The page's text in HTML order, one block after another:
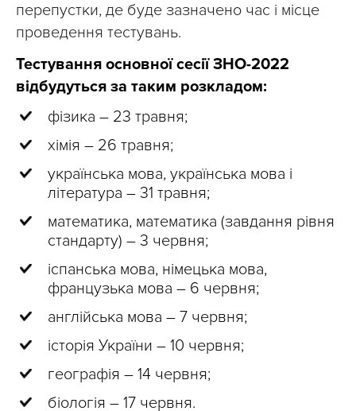
перепустки, де буде зазначено час і місце
проведення тестувань.
Тестування основної сесії ЗНО-2022
відбудуться за таким розкладом:
фізика – 23 травня;
хімія – 26 травня;
українська мова, українська мова і
література – 31 травня;
математика, математика (завдання рівня
стандарту) – 3 червня;
іспанська мова, німецька мова,
французька мова – 6 червня;
англійська мова – 7 червня;
історія України – 10 червня;
географія – 14 червня;
біологія – 17 червня.